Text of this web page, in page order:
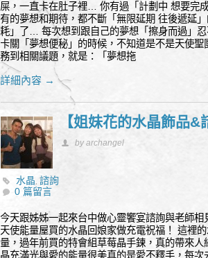
屎，一直卡在肚子裡… 你有過「計劃中 想要完
有的夢想和期待，都不斷「無限延期 往後遞延
耗」了… 每次想到跟自己的夢想「擦身而過」
卡關「夢想便秘」的時候，不知道是不是天使
務到相關議題，就是：「夢想拖
詳細內容 →
【姐妹花的水晶飾品&
by archangel
水晶,諮詢
0 篇留言
今天跟姊姊一起來台中做心靈饗宴諮詢與老師
天使能量屋買的水晶回娘家做充電祝福！ 這裡
量，過年前買的特會組草莓晶手鍊，真的帶來
晶充滿光與愛的能量很美真的是愛不釋手，每